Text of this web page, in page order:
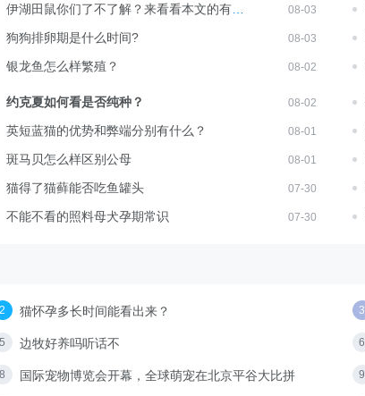
伊湖田鼠你们了不了解？来看看本文的有关
介绍吧
08-03
狗狗排卵期是什么时间? 08-03
银龙鱼怎么样繁殖？ 08-02
约克夏如何看是否纯种？ 08-02
英短蓝猫的优势和弊端分别有什么？ 08-01
斑马贝怎么样区别公母 08-01
猫得了猫藓能否吃鱼罐头 07-30
不能不看的照料母犬孕期常识 07-30
猫怀孕多长时间能看出来？
边牧好养吗听话不
国际宠物博览会开幕，全球萌宠在北京平谷大比拼